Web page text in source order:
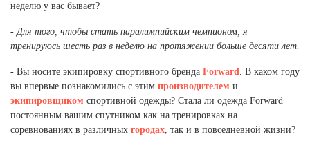
неделю у вас бывает?
- Для того, чтобы стать паралимпийским чемпионом, я
тренируюсь шесть раз в неделю на протяжении больше десяти лет.
- Вы носите экипировку спортивного бренда Forward. В каком году
вы впервые познакомились с этим производителем и
экипировщиком спортивной одежды? Стала ли одежда Forward
постоянным вашим спутником как на тренировках на
соревнованиях в различных городах, так и в повседневной жизни?